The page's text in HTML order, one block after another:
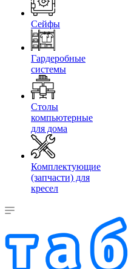
Сейфы
Гардеробные
системы
Столы
компьютерные
для дома
Комплектующие
(запчасти) для
кресел